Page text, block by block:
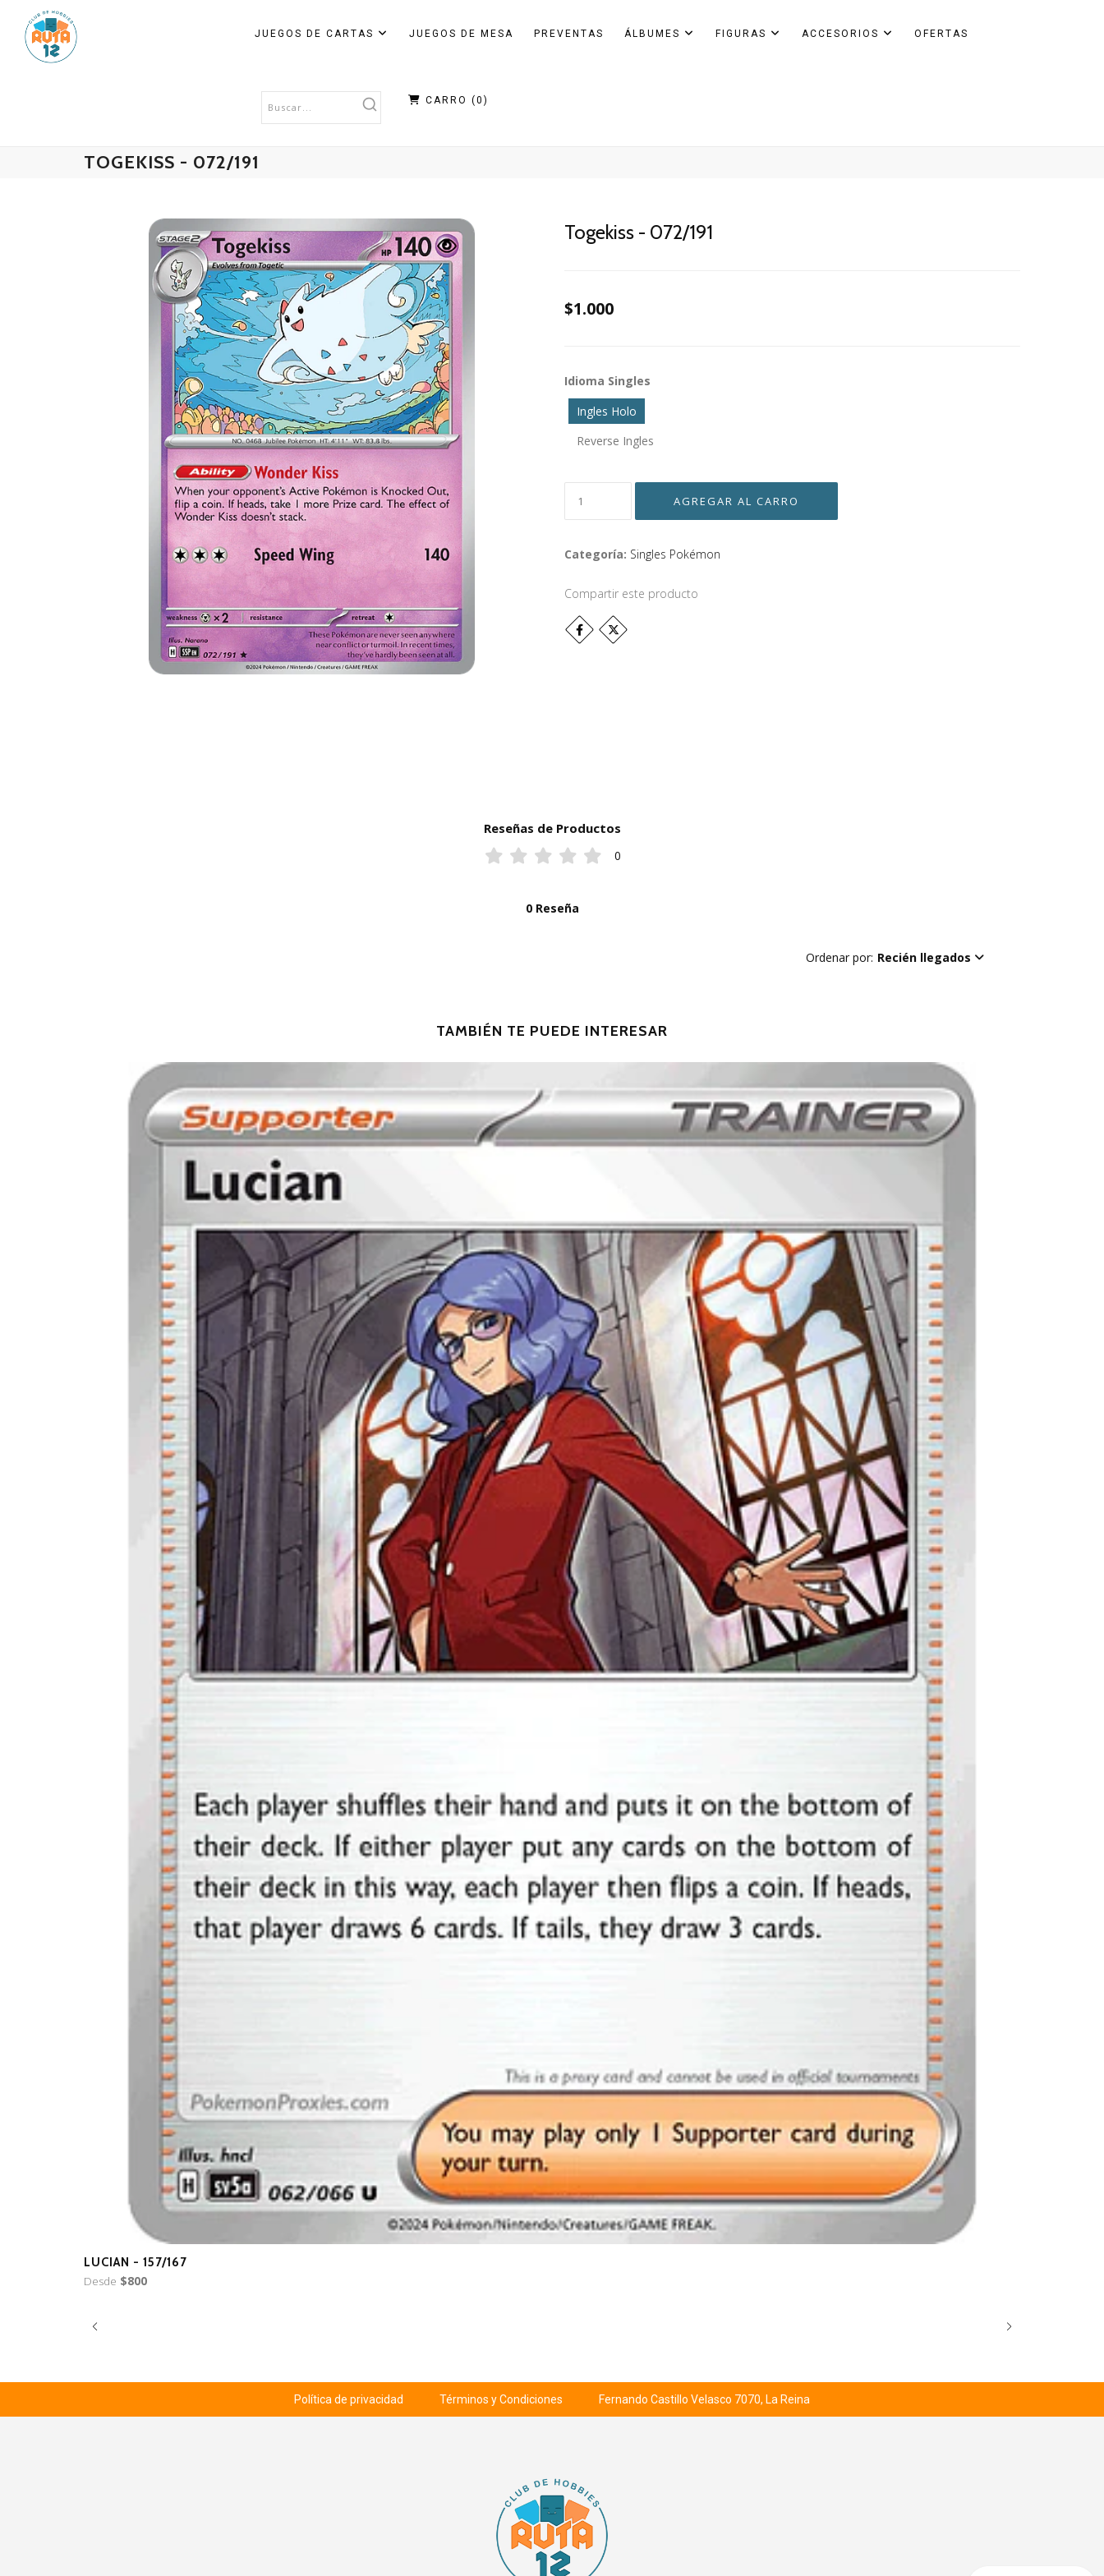
JUEGOS DE CARTAS JUEGOS DE MESA PREVENTAS ÁLBUMES FIGURAS ACCESORIOS OFERTAS
CARRO (0 )
TOGEKISS - 072/191
Togekiss - 072/191
$1.000
Idioma Singles
Ingles Holo
Reverse Ingles
Categoría: Singles Pokémon
Compartir este producto
Reseñas de Productos
0
0 Reseña
Ordenar por: Recién llegados
TAMBIÉN TE PUEDE INTERESAR
LUCIAN - 157/167
Desde $800
Política de privacidad Términos y Condiciones Fernando Castillo Velasco 7070, La Reina